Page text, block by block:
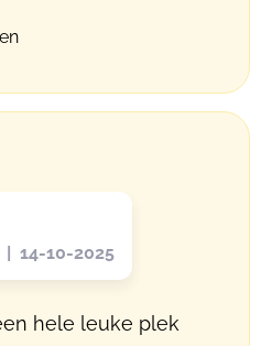
| 14-10-2025
hele leuke plek